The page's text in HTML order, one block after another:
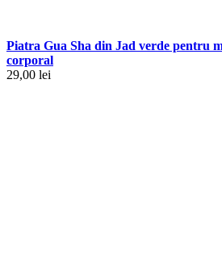
Piatra Gua Sha din Jad verde pentru
corporal
29,00 lei